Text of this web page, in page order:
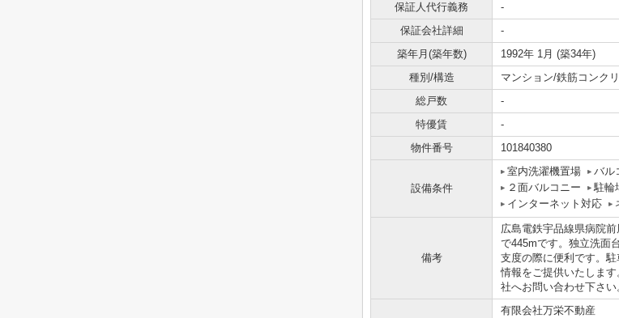
保証人代行義務
-
保証会社詳細
-
築年月(築年数)
1992年 1月 (築34年)
種別/構造
マンション/鉄筋コンク
総戸数
-
特優賃
-
物件番号
101840380
設備条件
室内洗濯機置場 バル
２面バルコニー
駐輪
インターネット対応
備考
広島電鉄宇品線県病院
で445mです。独立洗面
支度の際に便利です。
情報をご提供いたしま
社へお問い合わせ下さい
有限会社万栄不動産